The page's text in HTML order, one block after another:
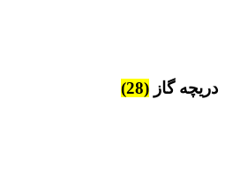
دریچه گاز (28)